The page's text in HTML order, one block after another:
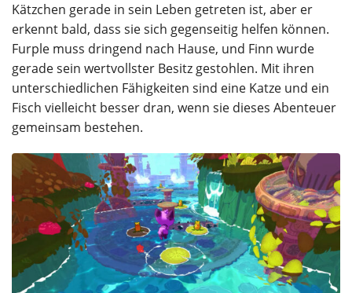
Kätzchen gerade in sein Leben getreten ist, aber er
erkennt bald, dass sie sich gegenseitig helfen können.
Furple muss dringend nach Hause, und Finn wurde
gerade sein wertvollster Besitz gestohlen. Mit ihren
unterschiedlichen Fähigkeiten sind eine Katze und ein
Fisch vielleicht besser dran, wenn sie dieses Abenteuer
gemeinsam bestehen.